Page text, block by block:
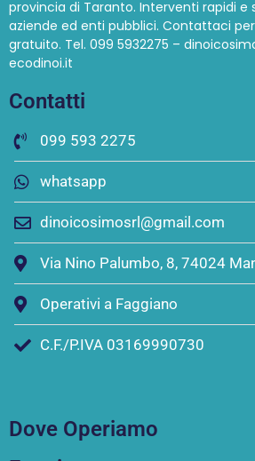
provincia di Taranto. Interventi rapidi e
aziende ed enti pubblici. Contattaci
gratuito. Tel. 099 5932275 –
ecodinoi.it
Contatti
099 593 2275
whatsapp
dinoicosimosrl@gmail.com
Via Nino Palumbo, 8, 74024
Operativi a Faggiano
C.F./P.IVA 03169990730
Dove Operiamo